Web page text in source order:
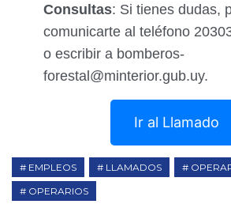
Consultas: Si tienes dudas,
comunicarte al teléfono
o escribir a bomberos-
forestal@minterior.gub.uy.
Ir al Llamado
EMPLEOS LLAMADOS
OPERARIOS